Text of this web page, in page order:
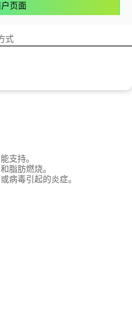
页面
式
支持。
脂肪燃烧。
病毒引起的炎症。